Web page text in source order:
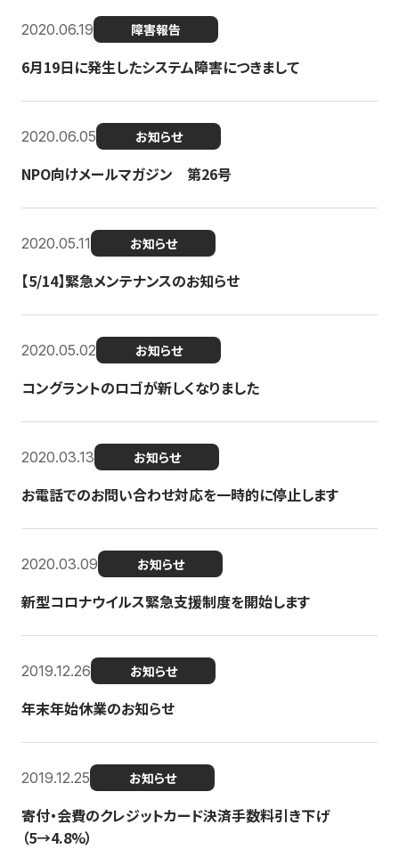
2020.06.19 障害報告
6月19日に発生したシステム障害につきまして
2020.06.05 お知らせ
NPO向けメールマガジン 第26号
2020.05.11 お知らせ
【5/14】緊急メンテナンスのお知らせ
2020.05.02 お知らせ
コングラントのロゴが新しくなりました
2020.03.13 お知らせ
お電話でのお問い合わせ対応を一時的に停止します
2020.03.09 お知らせ
新型コロナウイルス緊急支援制度を開始します
2019.12.26 お知らせ
年末年始休業のお知らせ
2019.12.25 お知らせ
寄付・会費のクレジットカード決済手数料引き下げ
（5→4.8%）